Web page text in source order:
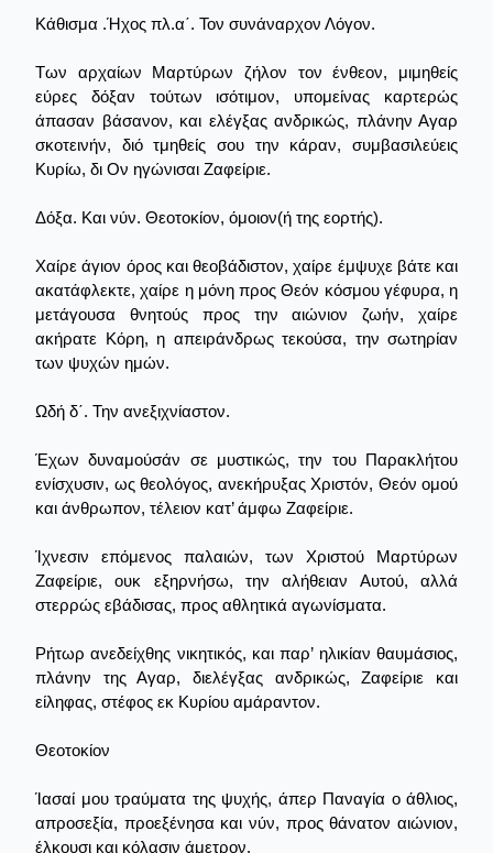
Κάθισμα .Ήχος πλ.α΄. Τον συνάναρχον Λόγον.
Των αρχαίων Μαρτύρων ζήλον τον ένθεον, μιμηθείς
εύρες δόξαν τούτων ισότιμον, υπομείνας καρτερώς
άπασαν βάσανον, και ελέγξας ανδρικώς, πλάνην Αγαρ
σκοτεινήν, διό τμηθείς σου την κάραν, συμβασιλεύεις
Κυρίω, δι Ον ηγώνισαι Ζαφείριε.
Δόξα. Και νύν. Θεοτοκίον, όμοιον(ή της εορτής).
Χαίρε άγιον όρος και θεοβάδιστον, χαίρε έμψυχε βάτε και
ακατάφλεκτε, χαίρε η μόνη προς Θεόν κόσμου γέφυρα, η
μετάγουσα θνητούς προς την αιώνιον ζωήν, χαίρε
ακήρατε Κόρη, η απειράνδρως τεκούσα, την σωτηρίαν
των ψυχών ημών.
Ωδή δ΄. Την ανεξιχνίαστον.
Έχων δυναμούσάν σε μυστικώς, την του Παρακλήτου
ενίσχυσιν, ως θεολόγος, ανεκήρυξας Χριστόν, Θεόν ομού
και άνθρωπον, τέλειον κατ’ άμφω Ζαφείριε.
Ίχνεσιν επόμενος παλαιών, των Χριστού Μαρτύρων
Ζαφείριε, ουκ εξηρνήσω, την αλήθειαν Αυτού, αλλά
στερρώς εβάδισας, προς αθλητικά αγωνίσματα.
Ρήτωρ ανεδείχθης νικητικός, και παρ’ ηλικίαν θαυμάσιος,
πλάνην της Αγαρ, διελέγξας ανδρικώς, Ζαφείριε και
είληφας, στέφος εκ Κυρίου αμάραντον.
Θεοτοκίον
Ίασαί μου τραύματα της ψυχής, άπερ Παναγία ο άθλιος,
απροσεξία, προεξένησα και νύν, προς θάνατον αιώνιον,
έλκουσι και κόλασιν άμετρον.